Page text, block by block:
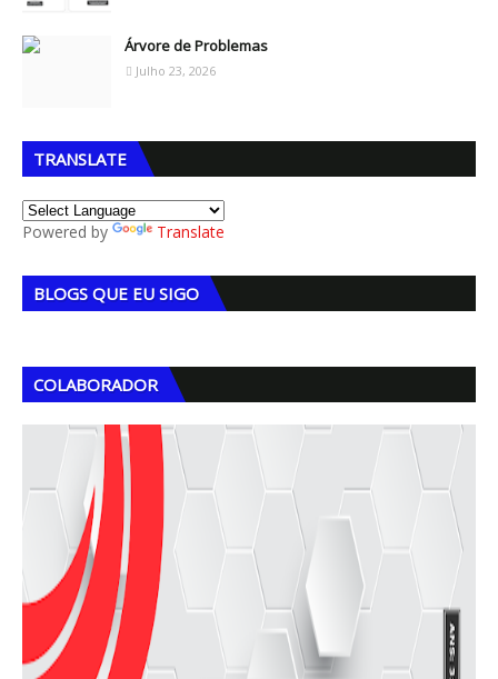
Árvore de Problemas
Julho 23, 2026
TRANSLATE
Powered by Translate
BLOGS QUE EU SIGO
COLABORADOR